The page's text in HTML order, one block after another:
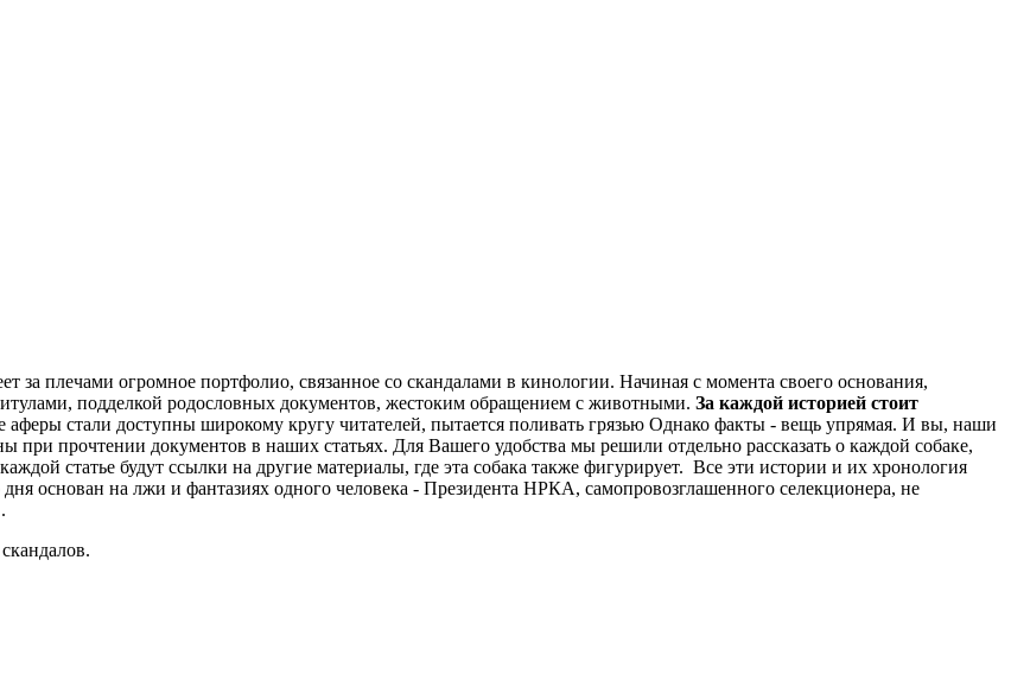
плечами огромное портфолио, связанное со скандалами в кинологии. Начиная с момента своего основания,
подделкой родословных документов, жестоким обращением с животными. За каждой историей стоит
стали доступны широкому кругу читателей, пытается поливать грязью Однако факты - вещь упрямая. И вы, наши
при прочтении документов в наших статьях. Для Вашего удобства мы решили отдельно рассказать о каждой собаке,
статье будут ссылки на другие материалы, где эта собака также фигурирует. Все эти истории и их хронология
основан на лжи и фантазиях одного человека - Президента НРКА, самопровозглашенного селекционера, не